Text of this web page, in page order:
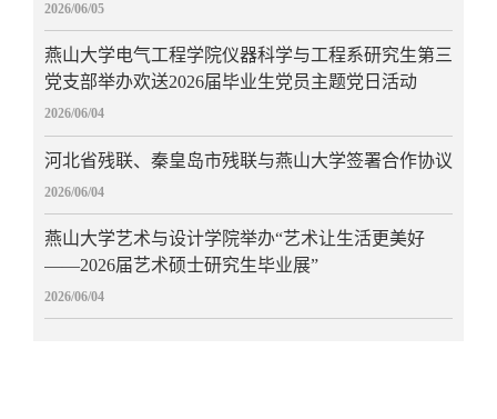
2026/06/05
燕山大学电气工程学院仪器科学与工程系研究生第三
党支部举办欢送2026届毕业生党员主题党日活动
2026/06/04
河北省残联、秦皇岛市残联与燕山大学签署合作协议
2026/06/04
燕山大学艺术与设计学院举办“艺术让生活更美好
——2026届艺术硕士研究生毕业展”
2026/06/04